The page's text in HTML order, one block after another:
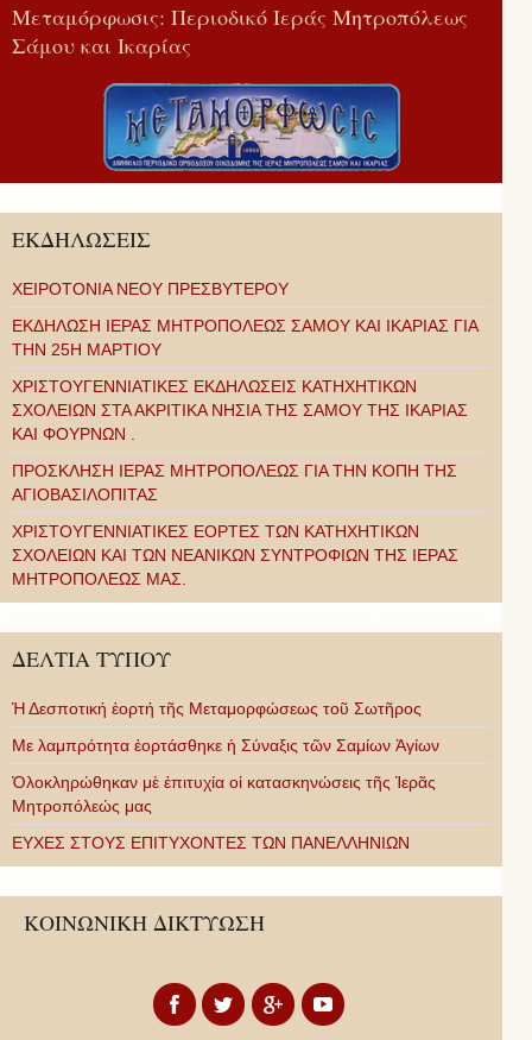
Μεταμόρφωσις: Περιοδικό Ιεράς Μητροπόλεως
Σάμου και Ικαρίας
ΕΚΔΗΛΩΣΕΙΣ
ΧΕΙΡΟΤΟΝΙΑ ΝΕΟΥ ΠΡΕΣΒΥΤΕΡΟΥ
ΕΚΔΗΛΩΣΗ ΙΕΡΑΣ ΜΗΤΡΟΠΟΛΕΩΣ ΣΑΜΟΥ ΚΑΙ ΙΚΑΡΙΑΣ ΓΙΑ
ΤΗΝ 25Η ΜΑΡΤΙΟΥ
ΧΡΙΣΤΟΥΓΕΝΝΙΑΤΙΚΕΣ ΕΚΔΗΛΩΣΕΙΣ ΚΑΤΗΧΗΤΙΚΩΝ
ΣΧΟΛΕΙΩΝ ΣΤΑ ΑΚΡΙΤΙΚΑ ΝΗΣΙΑ ΤΗΣ ΣΑΜΟΥ ΤΗΣ ΙΚΑΡΙΑΣ
ΚΑΙ ΦΟΥΡΝΩΝ .
ΠΡΟΣΚΛΗΣΗ ΙΕΡΑΣ ΜΗΤΡΟΠΟΛΕΩΣ ΓΙΑ ΤΗΝ ΚΟΠΗ ΤΗΣ
ΑΓΙΟΒΑΣΙΛΟΠΙΤΑΣ
ΧΡΙΣΤΟΥΓΕΝΝΙΑΤΙΚΕΣ ΕΟΡΤΕΣ ΤΩΝ ΚΑΤΗΧΗΤΙΚΩΝ
ΣΧΟΛΕΙΩΝ ΚΑΙ ΤΩΝ ΝΕΑΝΙΚΩΝ ΣΥΝΤΡΟΦΙΩΝ ΤΗΣ ΙΕΡΑΣ
ΜΗΤΡΟΠΟΛΕΩΣ ΜΑΣ.
ΔΕΛΤΙΑ ΤΥΠΟΥ
Ἡ Δεσποτική ἑορτή τῆς Μεταμορφώσεως τοῦ Σωτῆρος
Με λαμπρότητα ἑορτάσθηκε ἡ Σύναξις τῶν Σαμίων Ἁγίων
Ὁλοκληρώθηκαν μὲ ἐπιτυχία οἱ κατασκηνώσεις τῆς Ἱερᾶς
Μητροπόλεώς μας
ΕΥΧΕΣ ΣΤΟΥΣ ΕΠΙΤΥΧΟΝΤΕΣ ΤΩΝ ΠΑΝΕΛΛΗΝΙΩΝ
ΚΟΙΝΩΝΙΚΗ ΔΙΚΤΥΩΣΗ